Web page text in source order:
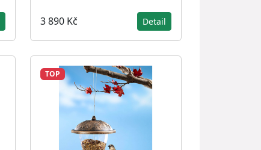
3 890 Kč Detail
TOP